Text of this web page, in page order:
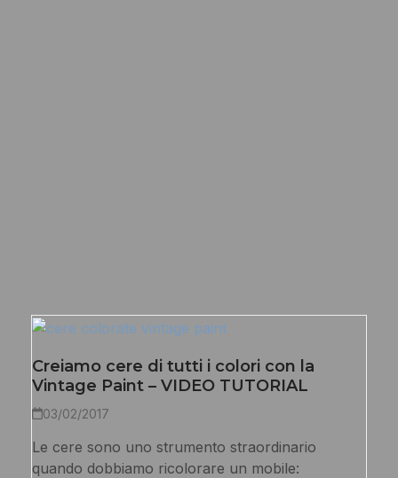
Creiamo cere di tutti i colori con la
Vintage Paint – VIDEO TUTORIAL
03/02/2017
Le cere sono uno strumento straordinario
quando dobbiamo ricolorare un mobile: